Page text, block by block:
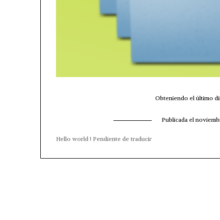
Obteniendo el último
Publicada el
Hello world ! Pendiente de traducir